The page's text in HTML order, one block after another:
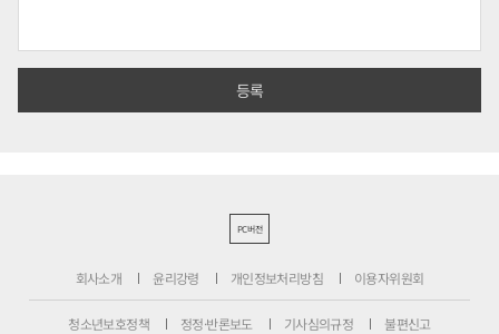
PC버전
회사소개 윤리강령 개인정보처리방침 이용자위원회
청소년보호정책 정정·반론보도 기사심의규정 불편신고